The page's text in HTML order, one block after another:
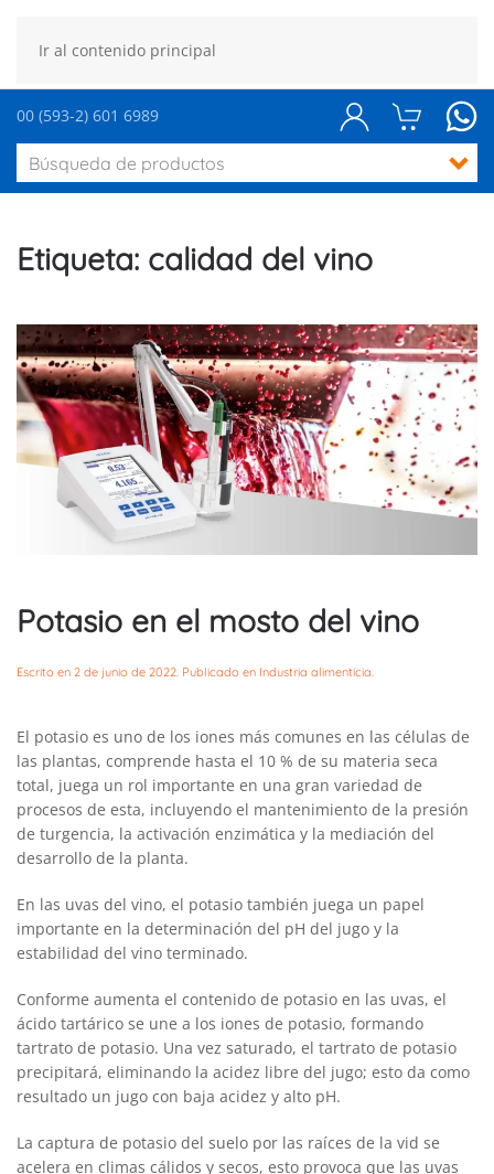
Ir al contenido principal
00 (593-2) 601 6989
Etiqueta: calidad del vino
Potasio en el mosto del vino
Escrito en 2 de junio de 2022 . Publicado en Industria alimenticia
El potasio es uno de los iones más comunes en las células de
las plantas, comprende hasta el 10 % de su materia seca
total, juega un rol importante en una gran variedad de
procesos de esta, incluyendo el mantenimiento de la presión
de turgencia, la activación enzimática y la mediación del
desarrollo de la planta.
En las uvas del vino, el potasio también juega un papel
importante en la determinación del pH del jugo y la
estabilidad del vino terminado.
Conforme aumenta el contenido de potasio en las uvas, el
ácido tartárico se une a los iones de potasio, formando
tartrato de potasio. Una vez saturado, el tartrato de potasio
precipitará, eliminando la acidez libre del jugo; esto da como
resultado un jugo con baja acidez y alto pH.
La captura de potasio del suelo por las raíces de la vid se
acelera en climas cálidos y secos, esto provoca que las uvas